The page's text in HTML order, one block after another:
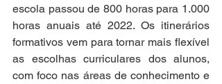
escola passou de 800 horas para 1.000
horas anuais até 2022. Os itinerários
formativos vem para tornar mais flexível
as escolhas curriculares dos alunos,
com foco nas áreas de conhecimento e